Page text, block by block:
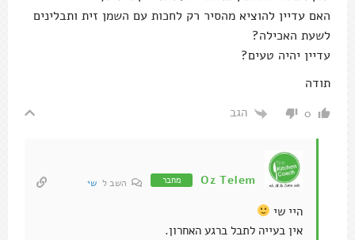
האם עדיין להוציא מהסיר רק לחכות עם השמן זית ותבלינים
לשעת האכילה?
עדיין יהיה טעים?
תודה
0 הגב
Oz Telem מחבר השב ל שי
היי שי
אין בעייה לתבל ברגע האחרון.